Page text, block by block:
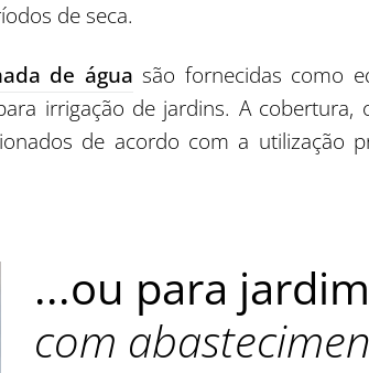
de seca.
de água são fornecidas como
irrigação de jardins. A cobertura,
de acordo com a utilização
...ou para
com